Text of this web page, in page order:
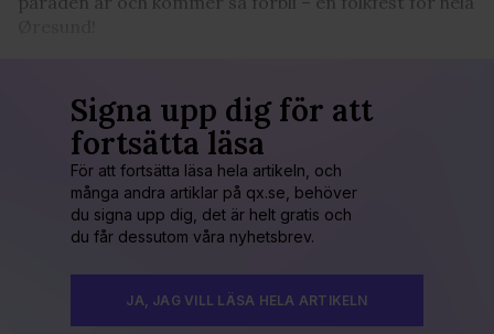
Signa upp dig för att
fortsätta läsa
För att fortsätta läsa hela artikeln, och
många andra artiklar på qx.se, behöver
du signa upp dig, det är helt gratis och
du får dessutom våra nyhetsbrev.
JA, JAG VILL LÄSA HELA ARTIKELN